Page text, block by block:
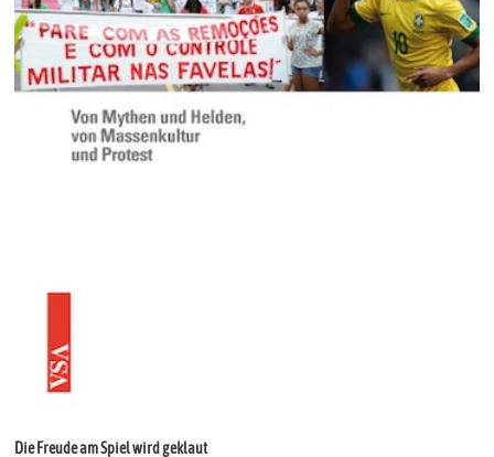
Die Freude am Spiel wird geklaut